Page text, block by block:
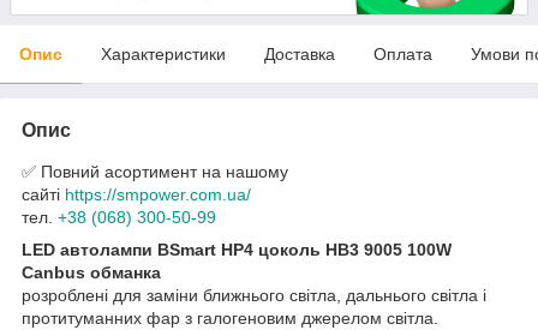
Опис Характеристики Доставка Оплата Умови
Опис
✅ Повний асортимент на нашому
сайті https://smpower.com.ua/
тел. +38 (068) 300-50-99
LED автолампи BSmart HP4 цоколь HB3 9005 100W
Canbus обманка
розроблені для заміни ближнього світла, дальнього світла і
протитуманних фар з галогеновим джерелом світла.